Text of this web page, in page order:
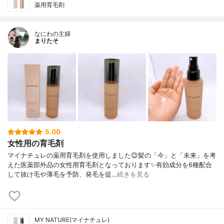
薬用育毛剤
なにわの主婦
まりたそ
5.00
女性用の育毛剤
マイナチュレの薬用育毛剤を使用しました😊髪の「今」と「未来」を考
えた医薬部外品の女性用育毛剤となっております✨有効成分を6種配合
して抜け毛や薄毛を予防、発毛を促…続きを見る
MY NATURE(マイナチュレ)